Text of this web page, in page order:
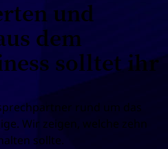
und
dem
solltet ihr
rund um das
Wir zeigen, welche zehn
sollte.